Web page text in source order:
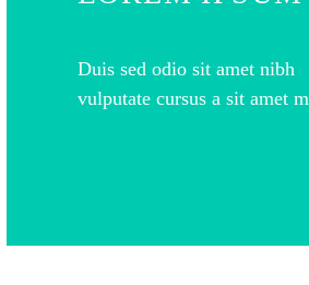
Duis sed odio sit amet nibh
vulputate cursus a sit amet